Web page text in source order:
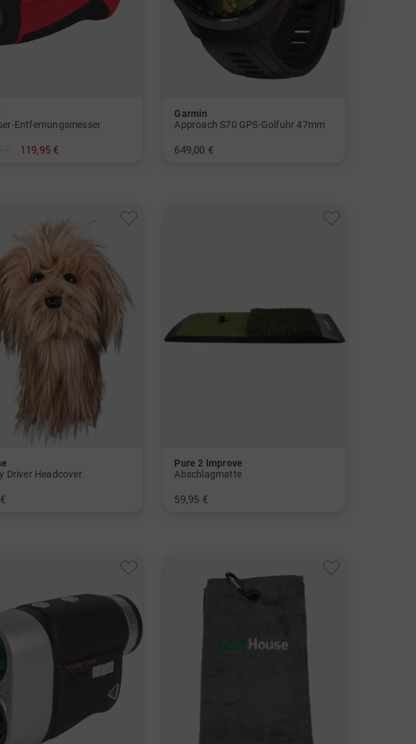
Entfernungsmesser
119,95 €
Garmin
Approach S70 GPS-Golfuhr 47mm
649,00 €
Driver Headcover
Pure 2 Improve
Abschlagmatte
59,95 €